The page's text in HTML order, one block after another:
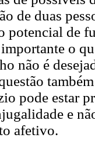
de duas
potencial de
o
não é
pode estar
e
afetivo.